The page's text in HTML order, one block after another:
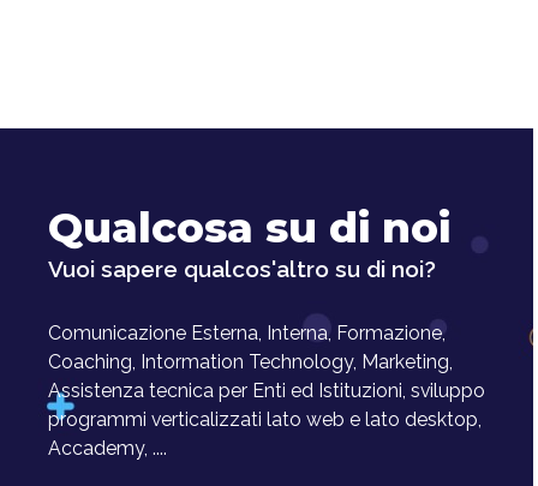
Qualcosa su di noi
Vuoi sapere qualcos'altro su di noi?
Comunicazione Esterna, Interna, Formazione,
Coaching, Intormation Technology, Marketing,
Assistenza tecnica per Enti ed Istituzioni, sviluppo
programmi verticalizzati lato web e lato desktop,
Accademy, ....